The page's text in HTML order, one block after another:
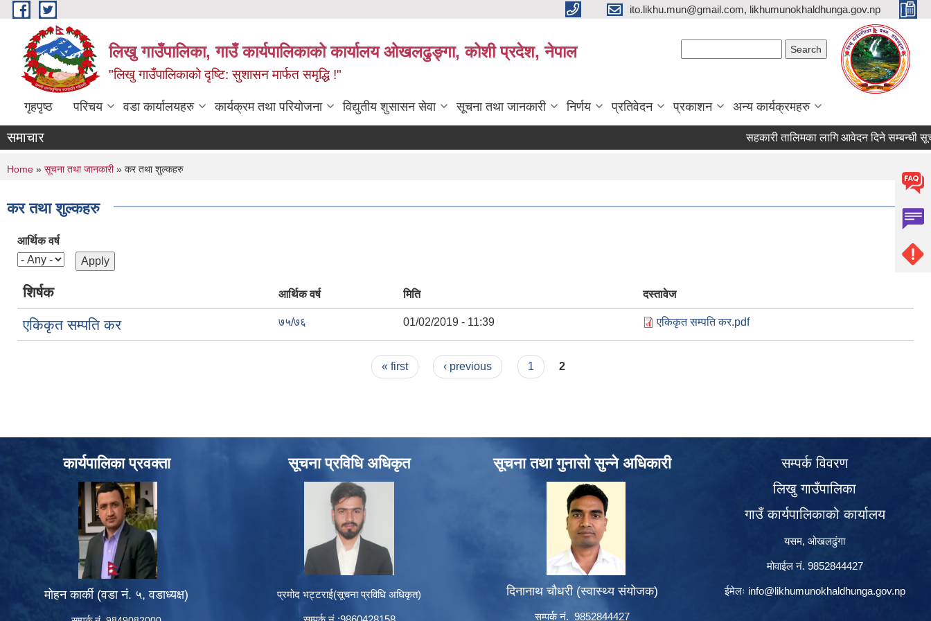
Skip to main content ito.likhu.mun@gmail.com, likhumunokhaldhunga.gov.np
लिखु गाउँपालिका, गाउँ कार्यपालिकाको कार्यालय ओखलढुङ्गा, कोशी प्रदेश, नेपाल
"लिखु गाउँपालिकाको दृष्टि: सुशासन मार्फत समृद्धि !"
गृहपृष्ठ परिचय वडा कार्यालयहरु कार्यक्रम तथा परियोजना विद्युतीय शुसासन सेवा सूचना तथा जानकारी निर्णय प्रतिवेदन प्रकाशन अन्य कार्यक्रमहरु
समाचार सहकारी तालिमका लागि आवेदन दिने सम्बन्धी
You are here
Home » सूचना तथा जानकारी» कर तथा शुल्कहरु
कर तथा शुल्कहरु
आर्थिक वर्ष
शिर्षक आर्थिक वर्ष मिति दस्तावेज
एकिकृत सम्पति कर ७५/७६ 01/02/2019 - 11:39 एकिकृत सम्पति कर.pdf
« first ‹ previous 1 2
कार्यपालिका प्रवक्ता
मोहन कार्की (वडा नं. ५, वडाध्यक्ष)
सूचना प्रविधि अधिकृत
प्रमोद भट्टराई(सूचना प्रविधि अधिकृत)
सूचना तथा गुनासो सुन्ने अधिकारी
दिनानाथ चौधरी (स्वास्थ्य संयोजक)
सम्पर्क नं. 9852844427
सम्पर्क विवरण
लिखु गाउँपालिका
गाउँ कार्यपालिकाको कार्यालय
यसम, ओखलढुंगा
मोवाईल नं. 9852844427
ईमेलः info@likhumunokhaldhunga.gov.np